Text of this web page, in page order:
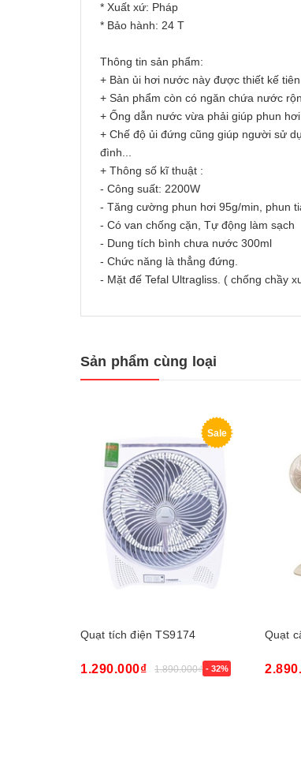
* Xuất xứ: Pháp
* Bảo hành: 24 T
Thông tin sản phẩm:
+ Bàn ủi hơi nước này được thiết kế
+ Sản phẩm còn có ngăn chứa nước
+ Ống dẫn nước vừa phải giúp phun
+ Chế độ ủi đứng cũng giúp người sử
đình...
+ Thông số kĩ thuật :
- Công suất: 2200W
- Tăng cường phun hơi 95g/min, phun
- Có van chống cặn, Tự động làm sạch
- Dung tích bình chưa nước 300ml
- Chức năng là thẳng đứng.
- Mặt đế Tefal Ultragliss. ( chống chầy
Sản phẩm cùng loại
Sale
Quạt tích điện TS9174
1.290.000₫ 1.890.000₫ - 32%
Quạt